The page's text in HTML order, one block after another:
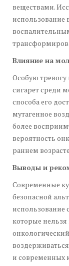
веществами.
использование
Влияние на
Особую
сигарет среди
способа его
мутагенное
более
вероятность
раннем
Выводы и
Современные
безопасной
использование
которые
и современных